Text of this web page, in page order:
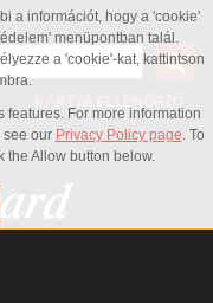
a információt, hogy a 'cookie'
menüpontban talál.
a 'cookie'-kat, kattintson
For more information
see our Privacy Policy page. To
the Allow button below.